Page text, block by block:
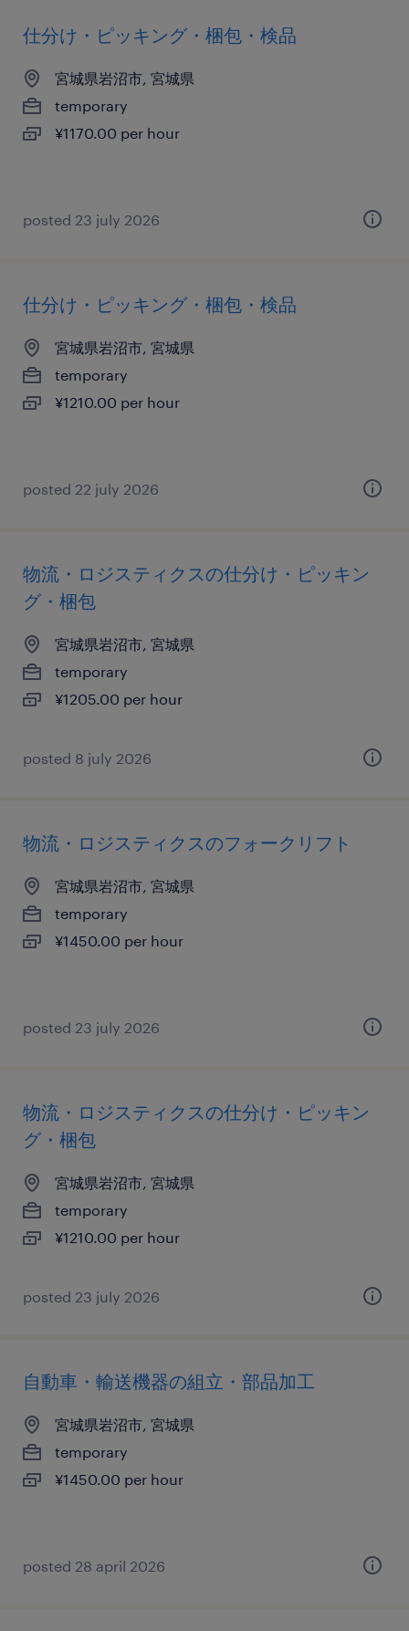
仕分け・ピッキング・梱包・検品
宮城県岩沼市, 宮城県
temporary
¥1170.00 per hour
posted 23 july 2026
仕分け・ピッキング・梱包・検品
宮城県岩沼市, 宮城県
temporary
¥1210.00 per hour
posted 22 july 2026
物流・ロジスティクスの仕分け・ピッキン
グ・梱包
宮城県岩沼市, 宮城県
temporary
¥1205.00 per hour
posted 8 july 2026
物流・ロジスティクスのフォークリフト
宮城県岩沼市, 宮城県
temporary
¥1450.00 per hour
posted 23 july 2026
物流・ロジスティクスの仕分け・ピッキン
グ・梱包
宮城県岩沼市, 宮城県
temporary
¥1210.00 per hour
posted 23 july 2026
自動車・輸送機器の組立・部品加工
宮城県岩沼市, 宮城県
temporary
¥1450.00 per hour
posted 28 april 2026